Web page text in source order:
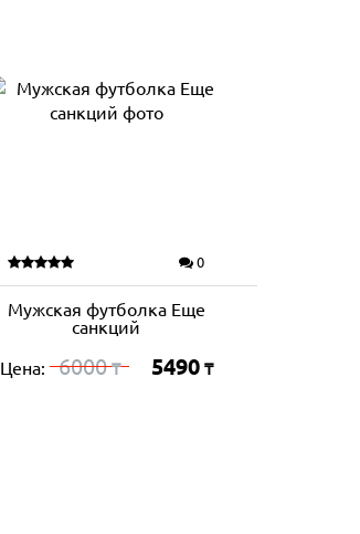
0
Мужская футболка Еще
санкций
Цена: 6000₸ 5490 ₸